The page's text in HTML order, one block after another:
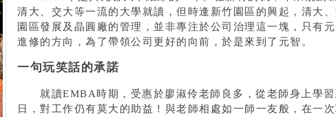
清大、交大等一流的大學就讀，但時逢新竹園區的興起，清大
園區發展及晶圓廠的管理，並非專注於公司治理這一塊，只有
進修的方向，為了帶領公司更好的向前，於是來到了元智。
一句玩笑話的承諾
就讀EMBA時期，受惠於廖淑伶老師良多，從老師身上學習
日，對工作仍有莫大的助益！與老師相處如一師一友般，在一